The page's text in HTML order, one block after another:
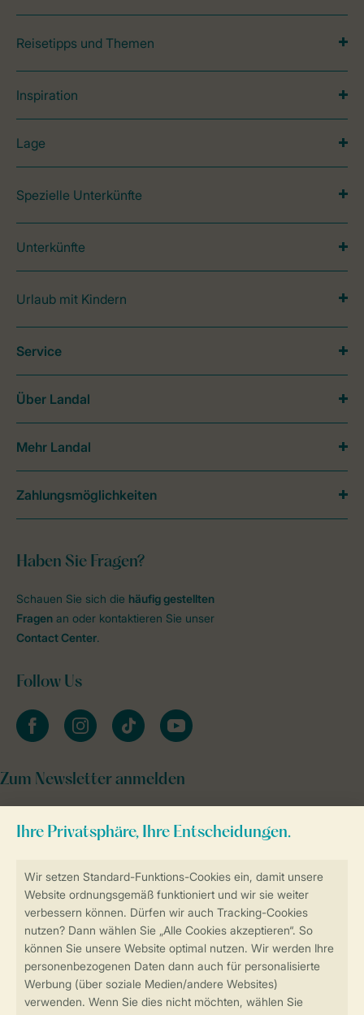
Sicher und schnell zur Online-Buchung
Sichere Datenübertragung
Sicheres Bezahlen
Reisetipps und Themen
Inspiration
Lage
Spezielle Unterkünfte
Unterkünfte
Urlaub mit Kindern
Haben Sie Fragen?
Schauen Sie sich die häufig gestellten
Fragen an oder kontaktieren Sie unser
Contact Center.
Follow Us
facebookinstagramtiktok youtube
Zum Newsletter anmelden
Service
Über Landal
Mehr Landal
Zahlungsmöglichkeiten